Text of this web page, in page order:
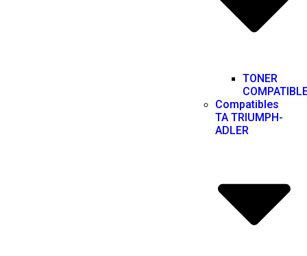
TONER
Compatibles
TA TRIUMPH-
ADLER